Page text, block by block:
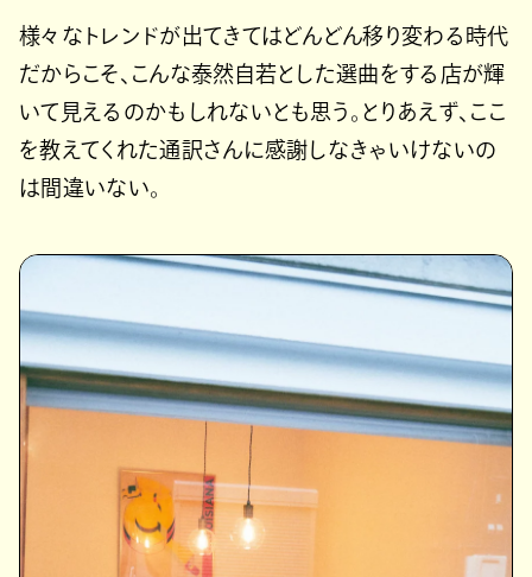
様々なトレンドが出てきてはどんどん移り変わる時代
だからこそ、こんな泰然自若とした選曲をする店が輝
いて見えるのかもしれないとも思う。とりあえず、ここ
を教えてくれた通訳さんに感謝しなきゃいけないの
は間違いない。